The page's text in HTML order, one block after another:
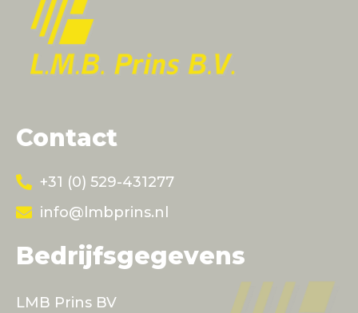
Contact
+31 (0) 529-431277
info@lmbprins.nl
Bedrijfsgegevens
LMB Prins BV